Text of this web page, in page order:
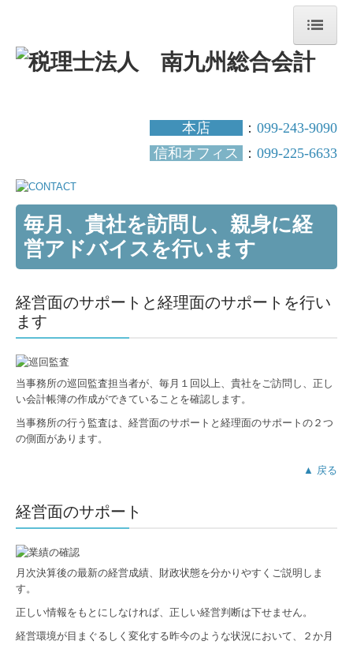
ホーム
お客様の声
サービス案内
自計化・デジタル化支援
経営支援
確定申告
資産税対策
税務調査対策
本店 ： 099-243-9090
信和オフィス
： 099-225-6633
毎月、貴社を訪問し、親身に経
営アドバイスを行います
経営面のサポートと経理面のサポートを行い
ます
当事務所の巡回監査担当者が、毎月１回以上、貴社をご訪問し、正し
い会計帳簿の作成ができていることを確認します。
当事務所の行う監査は、経営面のサポートと経理面のサポートの２つ
の側面があります。
▲ 戻る
経営面のサポート
月次決算後の最新の経営成績、財政状態を分かりやすくご説明しま
す。
正しい情報をもとにしなければ、正しい経営判断は下せません。
経営環境が目まぐるしく変化する昨今のような状況において、２か月